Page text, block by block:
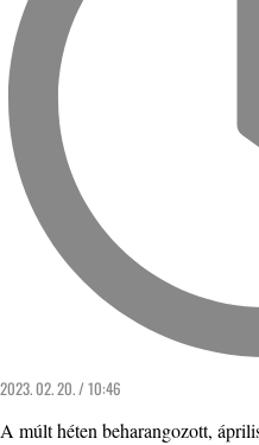
2023. 02. 20. / 10:46
A múlt héten beharangozott,